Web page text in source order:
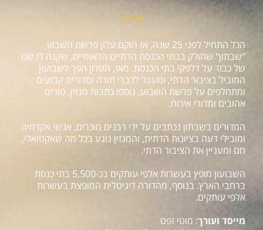
אודות
הכל התחיל לפני 25 שנה, אז הוקם עלון פרשת השבוע
"שבתון" שחולק בבתי הכנסת הדתיים הלאומיים, שקנה לו שם
של כבוד על דלפקי בתי הכנסת. מאז, העלון הפך לשבועון
המוביל בציבור הדתי, ומעבר לדברי תורה ומדורים קבועים
ומתחלפים על פרשת השבוע, נוספו כתבות מגזין, טורים
אהובים ומדורי אירוח.
המדורים בשבתון נכתבים על ידי רבנים מוכרים, אנשי אקדמיה
ומובילי דעה בציונות הדתית, והמגזין נוגע בכל מה שאקטואלי,
חם ומעניין את הציבור הדתי.
השבועון מופץ בעשרות אלפי עותקים בכ-5,500 בתי כנסת
ברחבי הארץ. בנוסף, מהדורה דיגיטלית המופצת בעשרות
אלפי עותקים.
מייסד ועורך: מוטי זפט